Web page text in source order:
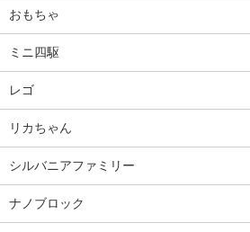
おもちゃ
ミニ四駆
レゴ
リカちゃん
シルバニアファミリー
ナノブロック